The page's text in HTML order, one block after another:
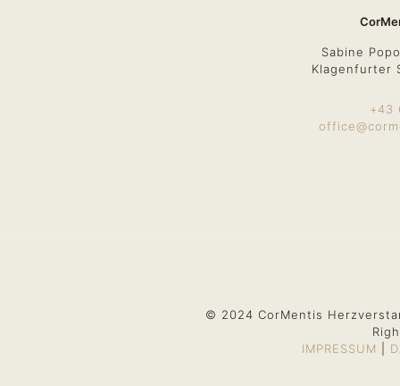
Sabine
Klagenfurter
+43
© 2024 CorMentis
IMPRESSUM